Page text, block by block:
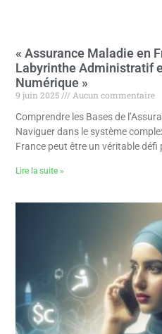
« Assurance Maladie en
Labyrinthe Administratif
Numérique »
9 juin 2025
Aucun commentaire
Comprendre les Bases de
Naviguer dans le système
France peut être un véritable défi
Lire la suite »